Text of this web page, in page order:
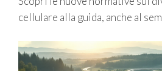
cellulare alla guida, anche al